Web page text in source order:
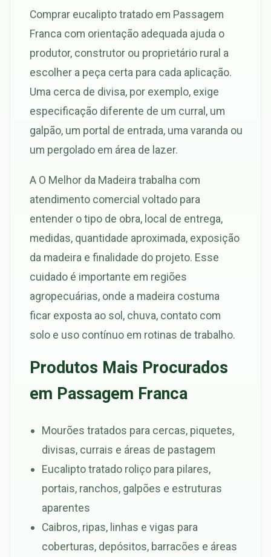
Comprar eucalipto tratado em Passagem
Franca com orientação adequada ajuda o
produtor, construtor ou proprietário rural a
escolher a peça certa para cada aplicação.
Uma cerca de divisa, por exemplo, exige
especificação diferente de um curral, um
galpão, um portal de entrada, uma varanda ou
um pergolado em área de lazer.
A O Melhor da Madeira trabalha com
atendimento comercial voltado para
entender o tipo de obra, local de entrega,
medidas, quantidade aproximada, exposição
da madeira e finalidade do projeto. Esse
cuidado é importante em regiões
agropecuárias, onde a madeira costuma
ficar exposta ao sol, chuva, contato com
solo e uso contínuo em rotinas de trabalho.
Produtos Mais Procurados
em Passagem Franca
Mourões tratados para cercas, piquetes,
divisas, currais e áreas de pastagem
Eucalipto tratado roliço para pilares,
portais, ranchos, galpões e estruturas
aparentes
Caibros, ripas, linhas e vigas para
coberturas, depósitos, barracões e áreas